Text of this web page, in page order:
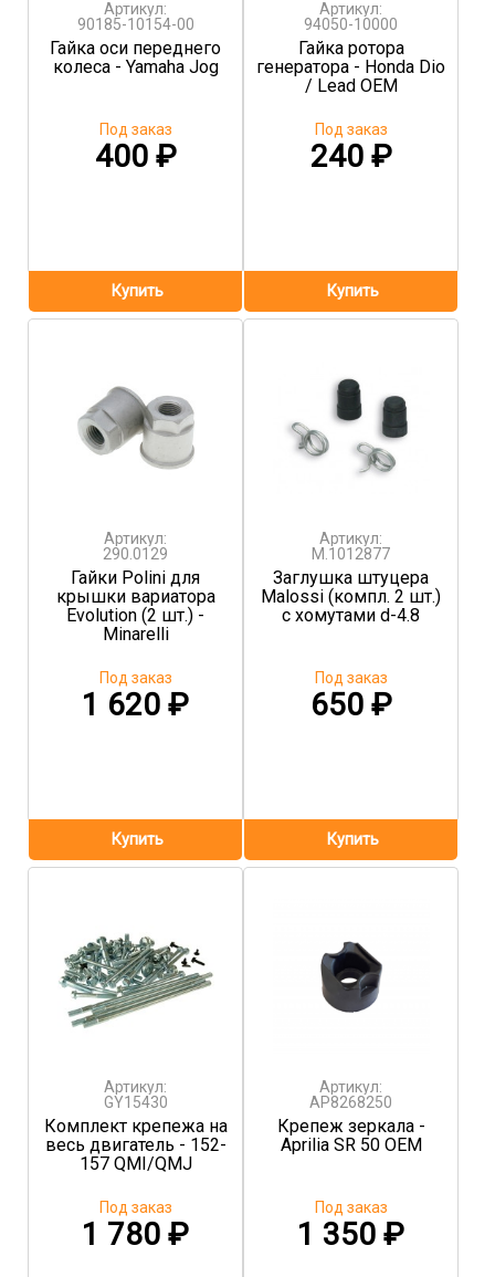
Артикул:
90185-10154-00
Гайка оси переднего
колеса - Yamaha Jog
400 ₽
Под заказ
Артикул:
94050-10000
Гайка ротора
генератора - Honda Dio
/ Lead OEM
240 ₽
Под заказ
Артикул:
290.0129
Гайки Polini для
крышки вариатора
Evolution (2 шт.) -
Minarelli
1 620 ₽
Под заказ
Артикул:
M.1012877
Заглушка штуцера
Malossi (компл. 2 шт.)
с хомутами d-4.8
650 ₽
Под заказ
Артикул:
GY15430
Комплект крепежа на
весь двигатель - 152-
157 QMI/QMJ
1 780 ₽
Под заказ
Артикул:
AP8268250
Крепеж зеркала -
Aprilia SR 50 OEM
1 350₽
Под заказ